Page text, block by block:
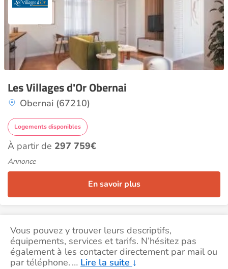
Les Villages d'Or Obernai
Obernai (67210)
Logements disponibles
À partir de 297 759€
Annonce
En savoir plus
Vous pouvez y trouver leurs descriptifs,
équipements, services et tarifs. N’hésitez pas
également à les contacter directement par mail ou
par téléphone. … Lire la suite ↓